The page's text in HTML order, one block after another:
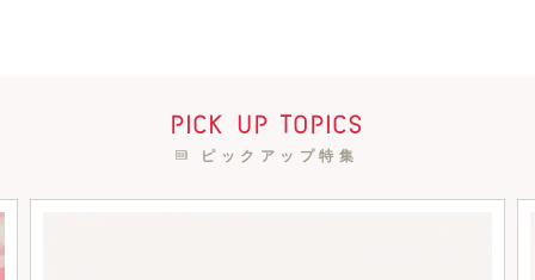
pick up topics
ピックアップ特集